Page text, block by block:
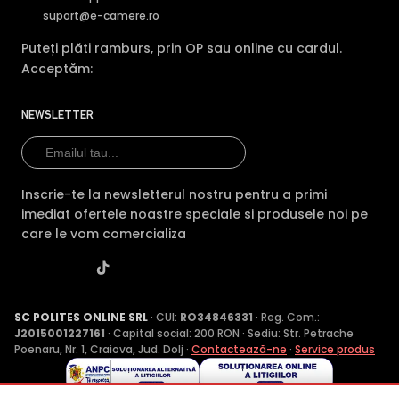
suport@e-camere.ro
Puteți plăti ramburs, prin OP sau online cu cardul.
Acceptăm:
NEWSLETTER
Inscrie-te la newsletterul nostru pentru a primi
imediat ofertele noastre speciale si produsele noi pe
care le vom comercializa
SC POLITES ONLINE SRL· CUI: RO34846331 · Reg. Com.:
J2015001227161 · Capital social: 200 RON · Sediu: Str. Petrache
Poenaru, Nr. 1, Craiova, Jud. Dolj · Contactează-ne · Service produs